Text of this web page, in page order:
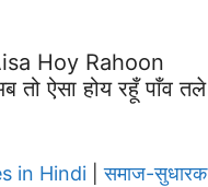
Hoy Rahoon
ऐसा होय रहूँ पाँव तले
in Hindi |समाज-सुधारक